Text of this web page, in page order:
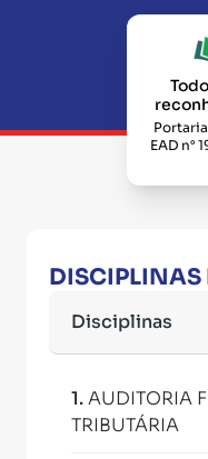
EAD n°
DISCIPLINAS
Disciplinas
1.AUDITORIA
TRIBUTÁRIA